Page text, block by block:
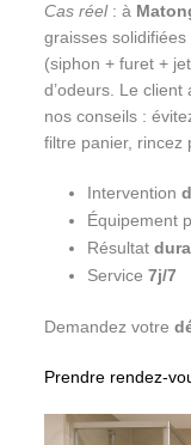
Cas réel: à
graisses
(siphon + furet +
d’odeurs. Le
nos conseils :
filtre panier, rincez
Intervention
Équipement
Résultat
Service7j/7
Demandez votre
Prendre rendez-